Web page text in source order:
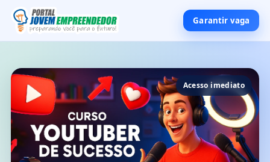
Garantir vaga
Acesso imediato